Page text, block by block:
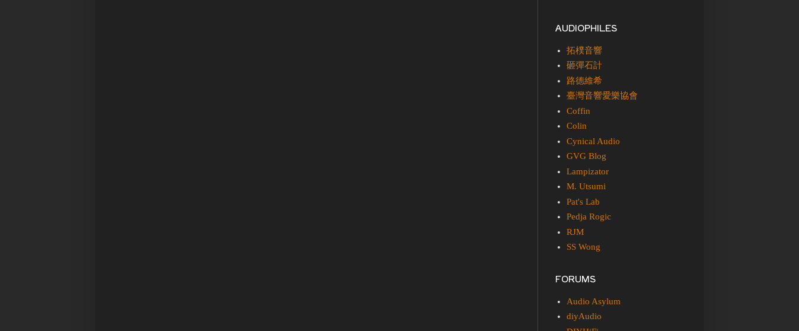
AUDIOPHILES
拓樸音響
砸彈石計
路德維希
臺灣音響愛樂協會
Coffin
Colin
Cynical Audio
GVG Blog
Lampizator
M. Utsumi
Pat's Lab
Pedja Rogic
RJM
SS Wong
FORUMS
Audio Asylum
diyAudio